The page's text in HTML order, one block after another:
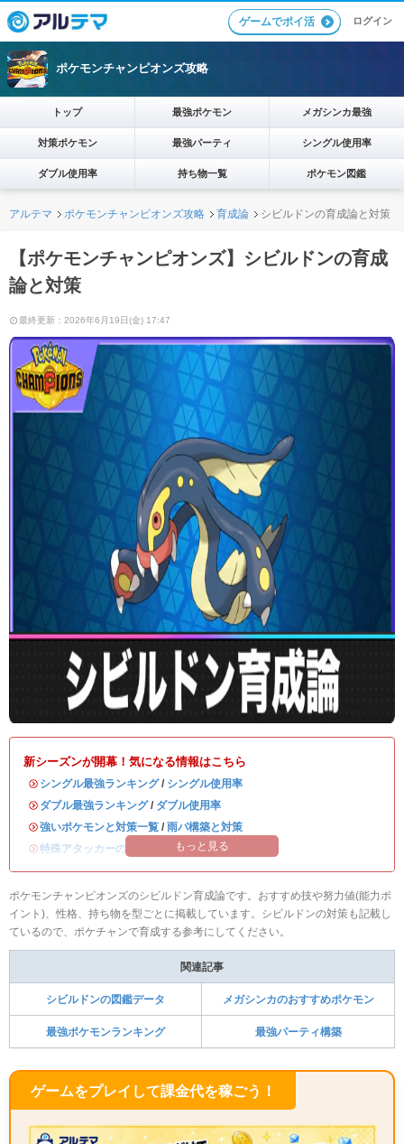
ゲームでポイ活 ログイン
ポケモンチャンピオンズ攻略
トップ 最強ポケモン メガシンカ最強
対策ポケモン 最強パーティ シングル使用率
ダブル使用率 持ち物一覧 ポケモン図鑑
アルテマ ポケモンチャンピオンズ攻略 育成論 シビルドンの育成論と対策
【ポケモンチャンピオンズ】シビルドンの育成
論と対策
最終更新：2026年6月19日(金) 17:47
新シーズンが開幕！気になる情報はこちら
・ シングル最強ランキング/ シングル使用率
・ ダブル最強ランキング/ ダブル使用率
・強いポケモンと対策一覧 / 雨パ構築と対策
・特殊アタッカーのおすすめランキング
もっと見る
ポケモンチャンピオンズのシビルドン育成論です。おすすめ技や努力値(能力ポ
イント)、性格、持ち物を型ごとに掲載しています。シビルドンの対策も記載し
ているので、ポケチャンで育成する参考にしてください。
関連記事
シビルドンの図鑑データ メガシンカのおすすめポケモン
最強ポケモンランキング 最強パーティ構築
ゲームをプレイして課金代を稼ごう！